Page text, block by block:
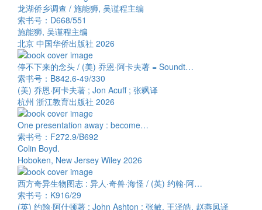
龙湖侨乡调查 / 施能狮, 吴谨程主编
索书号：D668/551
施能狮, 吴谨程主编
北京 中国华侨出版社 2026
停不下来的念头 / (美) 乔恩·阿卡夫著 = Soundt…
索书号：B842.6-49/330
(美) 乔恩·阿卡夫著 ; Jon Acuff ; 张飒译
杭州 浙江教育出版社 2026
One presentation away : become…
索书号：F272.9/B692
Colin Boyd.
Hoboken, New Jersey Wiley 2026
西方奇异生物图志 : 异人·奇兽·海怪 / (英) 约翰·阿…
索书号：K916/29
(英) 约翰·阿什顿著 ; John Ashton ; 张敏, 王泽皓, 赵燕凤译